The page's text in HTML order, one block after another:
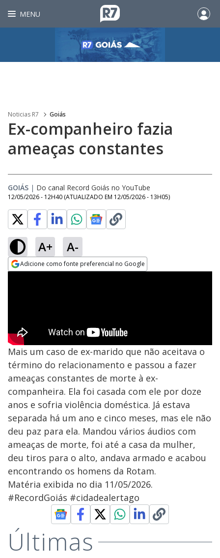
MENU
Noticias R7 Goiás
Ex-companheiro fazia
ameaças constantes
GOIÁS | Do canal Record Goiás no YouTube
12/05/2026 - 12H40 (ATUALIZADO EM 12/05/2026 - 13H05)
A+ A-
Adicione como fonte preferencial no Google
Mais um caso de ex-marido que não aceitava o
término do relacionamento e passou a fazer
ameaças constantes de morte à ex-
companheira. Ela foi casada com ele por doze
anos e sofria violência doméstica. Já estava
separada há um ano e cinco meses, mas ele não
deu paz para ela. Mandou vários áudios com
ameaças de morte, foi até a casa da mulher,
deu tiros para o alto, andava armado e acabou
encontrando os homens da Rotam.
Matéria exibida no dia 11/05/2026.
#RecordGoiás #cidadealertago
Últimas